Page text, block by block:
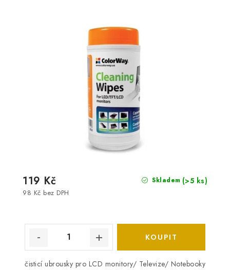
Skladem (>5 ks)
98 Kč bez DPH
119 Kč
čisticí ubrousky pro LCD monitory/ Televize/ Notebooky